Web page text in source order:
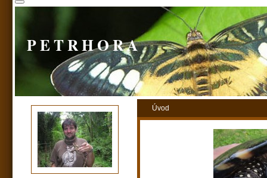
P E T R H O R A
Úvod